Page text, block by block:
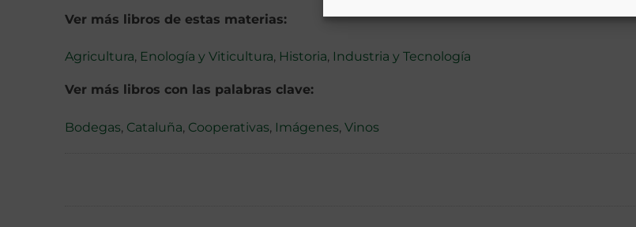
Ver más libros de estas materias:
Agricultura, Enología y Viticultura, Historia, Industria y Tecnología
Ver más libros con las palabras clave:
Bodegas, Cataluña, Cooperativas, Imágenes, Vinos